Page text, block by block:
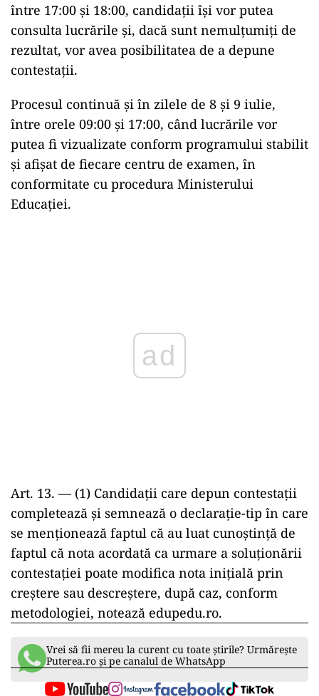
între 17:00 și 18:00, candidații își vor putea
consulta lucrările și, dacă sunt nemulțumiți de
rezultat, vor avea posibilitatea de a depune
contestații.
Procesul continuă și în zilele de 8 și 9 iulie,
între orele 09:00 și 17:00, când lucrările vor
putea fi vizualizate conform programului stabilit
și afișat de fiecare centru de examen, în
conformitate cu procedura Ministerului
Educației.
ad
Art. 13. — (1) Candidații care depun contestații
completează și semnează o declarație-tip în care
se menționează faptul că au luat cunoștință de
faptul că nota acordată ca urmare a soluționării
contestației poate modifica nota inițială prin
creștere sau descreștere, după caz, conform
metodologiei, notează edupedu.ro.
Vrei să fii mereu la curent cu toate știrile? Urmărește
Puterea.ro și pe canalul de WhatsApp